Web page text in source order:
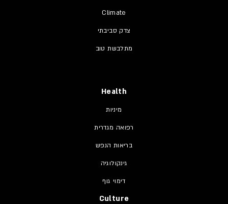
Climate
צדק סביבתי
מתלבשת טוב
Health
מיניות
רפואה מגדרית
בריאות הנפש
גינקולוגיה
דימוי גוף
Culture